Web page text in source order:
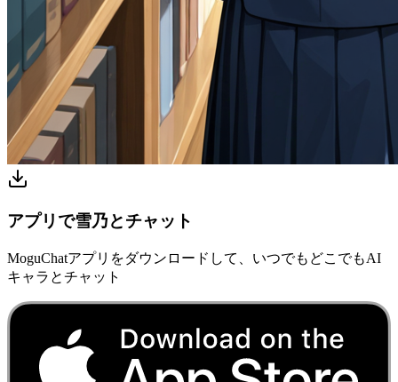
アプリで雪乃とチャット
MoguChatアプリをダウンロードして、いつでもどこでもAI
キャラとチャット